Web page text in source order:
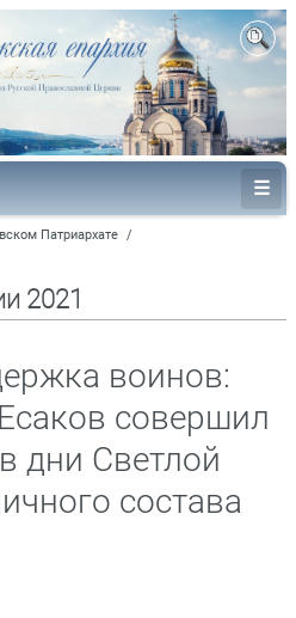
Патриархате /
2021
воинов:
совершил
дни Светлой
состава